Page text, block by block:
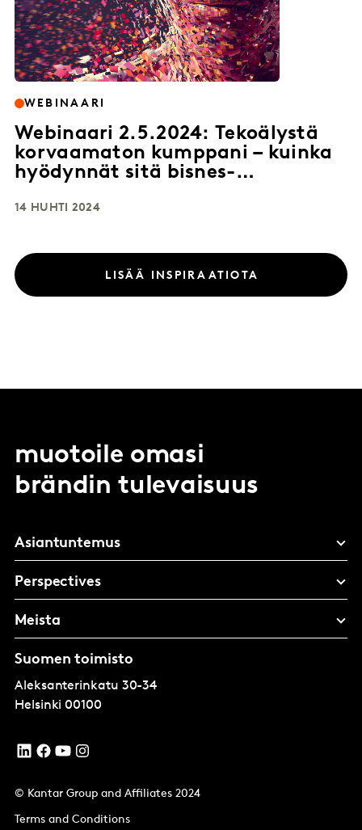
WEBINAARI
Webinaari 2.5.2024: Tekoälystä
korvaamaton kumppani – kuinka
hyödynnät sitä bisnes-
14 HUHTI 2024
LISÄÄ INSPIRAATIOTA
muotoile omasi
brändin tulevaisuus
Asiantuntemus
Perspectives
Meista
Suomen toimisto
Aleksanterinkatu 30-34
Helsinki 00100
© Kantar Group and Affiliates 2024
Terms and Conditions